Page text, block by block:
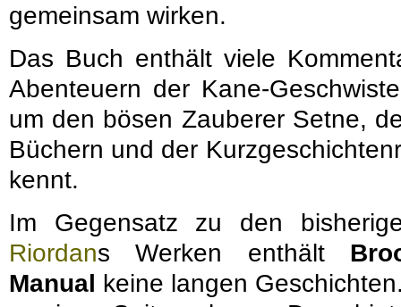
gemeinsam wirken.
Das Buch enthält viele
Abenteuern der Kane-
um den bösen Zauberer Setne,
Büchern und der
kennt.
Im Gegensatz zu den
Riordans Werken enthält
Manual keine langen